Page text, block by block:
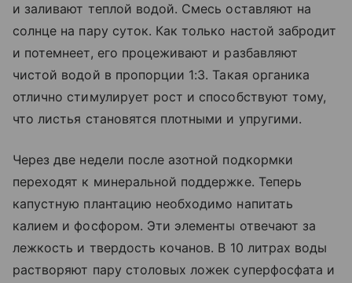
и заливают теплой водой. Смесь оставляют на
солнце на пару суток. Как только настой забродит
и потемнеет, его процеживают и разбавляют
чистой водой в пропорции 1:3. Такая органика
отлично стимулирует рост и способствуют тому,
что листья становятся плотными и упругими.
Через две недели после азотной подкормки
переходят к минеральной поддержке. Теперь
капустную плантацию необходимо напитать
калием и фосфором. Эти элементы отвечают за
лежкость и твердость кочанов. В 10 литрах воды
растворяют пару столовых ложек суперфосфата и